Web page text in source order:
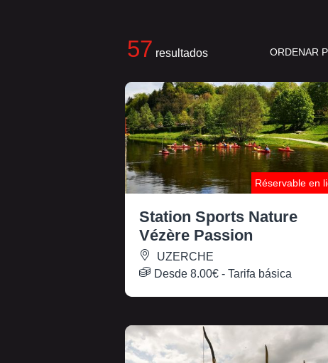
57 resultados ORDENAR
Réservable en
Station Sports Nature
Vézère Passion
UZERCHE
Desde 8.00€- Tarifa básica